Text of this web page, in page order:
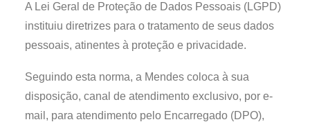
Contato
Trabalhe Conosco
A Lei Geral de Proteção de Dados Pessoais (LGPD)
instituiu diretrizes para o tratamento de seus dados
pessoais, atinentes à proteção e privacidade.
Seguindo esta norma, a Mendes coloca à sua
disposição, canal de atendimento exclusivo, por e-
mail, para atendimento pelo Encarregado (DPO),